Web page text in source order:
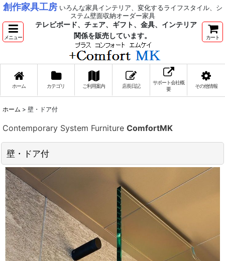
創作家具工房いろんな家具インテリア、変化するライフスタイル、シ
ステム壁面収納オーダー家具
メニュー
テレビボード、チェア、ギフト、金具、インテリア
関係を販売しています。
カート
ホーム カテゴリ ご利用案内 店長日記
サポート会社概
要
その他情報
ホーム > 壁・ドア付
Contemporary System Furniture ComfortMK
壁・ドア付